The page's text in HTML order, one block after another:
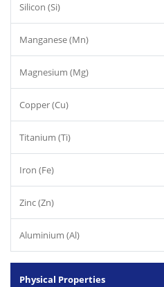
Silicon (Si)
Manganese (Mn)
Magnesium (Mg)
Copper (Cu)
Titanium (Ti)
Iron (Fe)
Zinc (Zn)
Aluminium (Al)
Physical Properties